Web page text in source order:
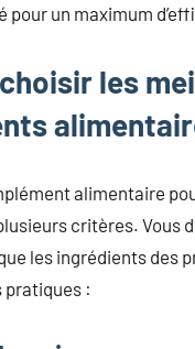
pour un maximum
les
alimentaire
critères. Vous
les ingrédients des
pratiques :